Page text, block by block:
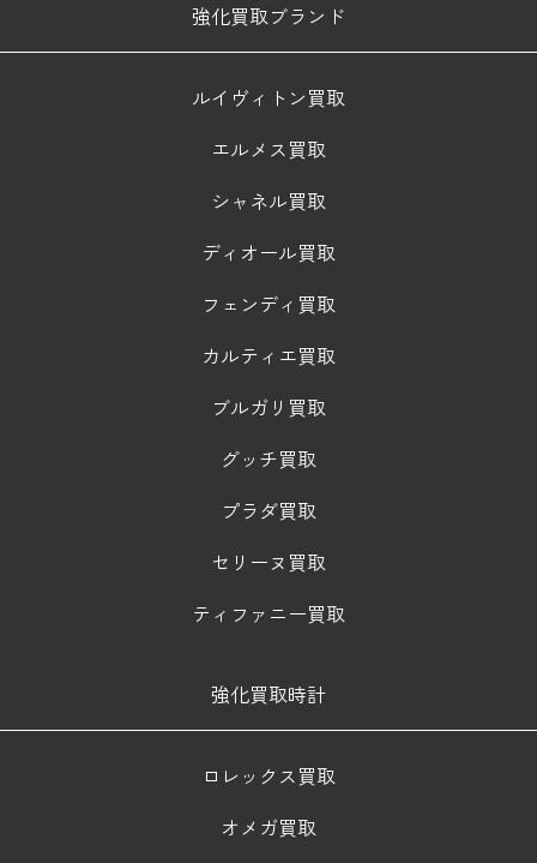
強化買取ブランド
ルイヴィトン買取
エルメス買取
シャネル買取
ディオール買取
フェンディ買取
カルティエ買取
ブルガリ買取
グッチ買取
プラダ買取
セリーヌ買取
ティファニー買取
強化買取時計
ロレックス買取
オメガ買取